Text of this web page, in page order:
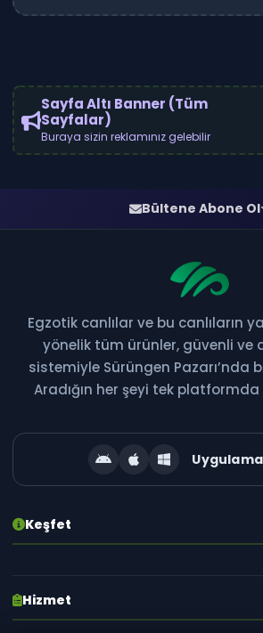
Sayfa Altı Banner (Tüm
Sayfalar)
Buraya sizin reklamınız gelebilir
Bültene Abone Ol
Bültene Abone
Yeni ilanlar, kampanyalar ve özel
haberdar olun!
Abone Ol
E-posta adresiniz gizli tutulur. İstediğiniz zaman
Egzotik canlılar ve bu canlıların
yönelik tüm ürünler, güvenli ve
sistemiyle Sürüngen Pazarı’nda
Aradığın her şeyi tek
Keşfet
Hizmet